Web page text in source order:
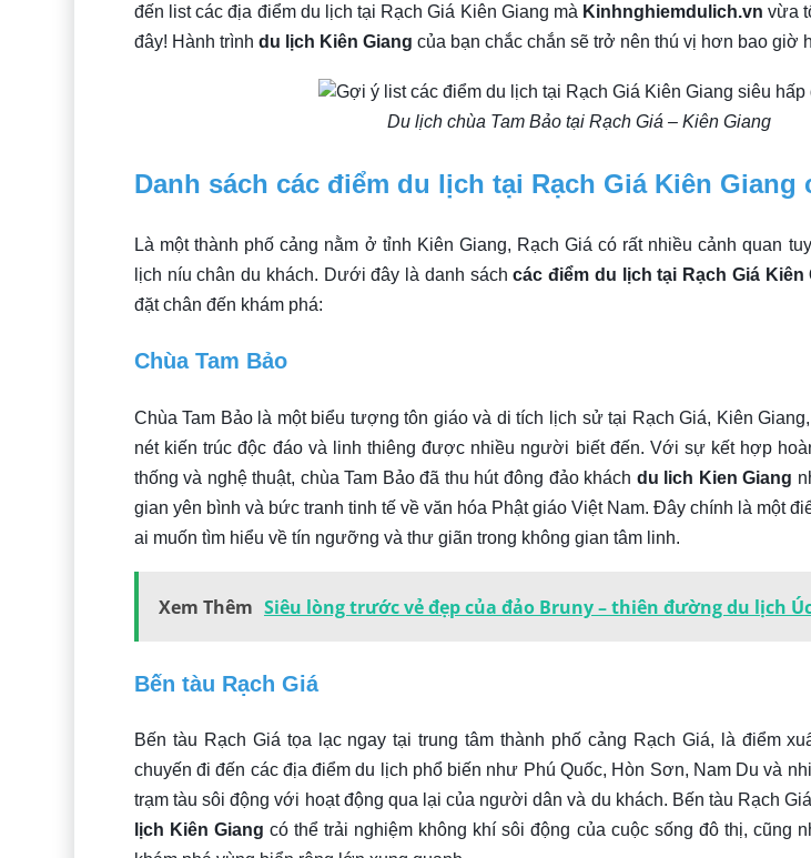
đến list các địa điểm du lịch tại Rạch Giá Kiên Giang mà Kinhnghiemdulich.vn vừa
đây! Hành trình du lịch Kiên Giang của bạn chắc chắn sẽ trở nên thú vị hơn bao giờ
Du lịch chùa Tam Bảo tại Rạch Giá – Kiên Giang
Danh sách các điểm du lịch tại Rạch Giá Kiên Giang
Là một thành phố cảng nằm ở tỉnh Kiên Giang, Rạch Giá có rất nhiều cảnh quan
lịch níu chân du khách. Dưới đây là danh sáchcác điểm du lịch tại Rạch Giá Kiên
đặt chân đến khám phá:
Chùa Tam Bảo
Chùa Tam Bảo là một biểu tượng tôn giáo và di tích lịch sử tại Rạch Giá, Kiên
nét kiến trúc độc đáo và linh thiêng được nhiều người biết đến. Với sự kết hợp
thống và nghệ thuật, chùa Tam Bảo đã thu hút đông đảo khách du lich Kien Giang
gian yên bình và bức tranh tinh tế về văn hóa Phật giáo Việt Nam. Đây chính là một
ai muốn tìm hiểu về tín ngưỡng và thư giãn trong không gian tâm linh.
Xem Thêm Siêu lòng trước vẻ đẹp của đảo Bruny – thiên đường du lịch
Bến tàu Rạch Giá
Bến tàu Rạch Giá tọa lạc ngay tại trung tâm thành phố cảng Rạch Giá, là điểm
chuyến đi đến các địa điểm du lịch phổ biến như Phú Quốc, Hòn Sơn, Nam Du và
trạm tàu sôi động với hoạt động qua lại của người dân và du khách. Bến tàu Rạch
lịch Kiên Giang có thể trải nghiệm không khí sôi động của cuộc sống đô thị, cũng